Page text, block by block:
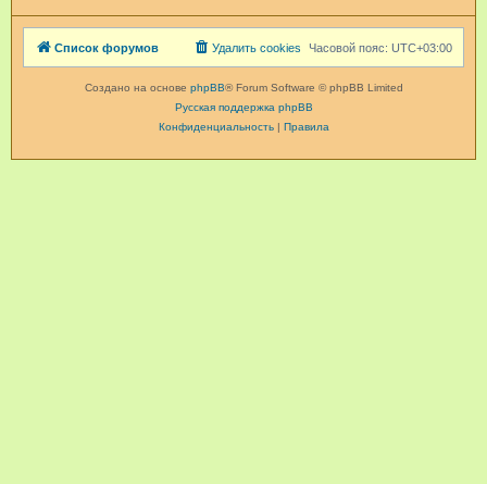
Список форумов Часовой пояс: UTC+03:00
Удалить cookies
Создано на основе phpBB® Forum Software © phpBB Limited
Русская поддержка phpBB
Конфиденциальность| Правила